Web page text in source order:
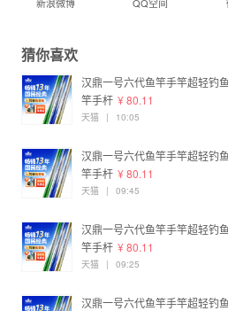
猜你喜欢
汉鼎一号六代鱼竿手竿超轻钓
竿手杆 ¥ 80.11
天猫 | 10:05
汉鼎一号六代鱼竿手竿超轻钓
竿手杆 ¥ 80.11
天猫 | 09:45
汉鼎一号六代鱼竿手竿超轻钓
竿手杆 ¥ 80.11
天猫 | 09:25
汉鼎一号六代鱼竿手竿超轻钓